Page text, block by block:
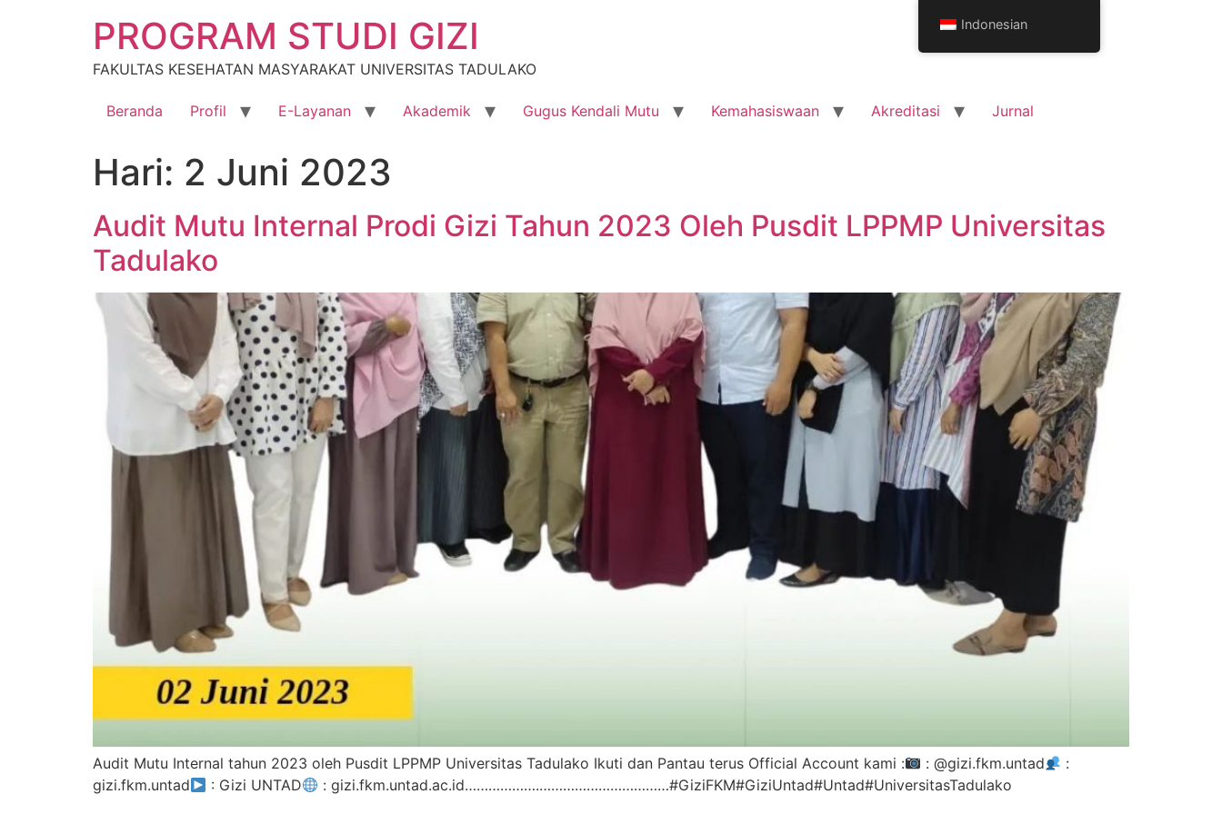
PROGRAM STUDI GIZI
FAKULTAS KESEHATAN MASYARAKAT UNIVERSITAS TADULAKO
Beranda Profil E-Layanan Akademik Gugus Kendali Mutu Kemahasiswaan Akreditasi Jurnal
Hari: 2 Juni 2023
Audit Mutu Internal Prodi Gizi Tahun 2023 Oleh Pusdit LPPMP Universitas
Tadulako
Audit Mutu Internal tahun 2023 oleh Pusdit LPPMP Universitas Tadulako Ikuti dan Pantau terus Official Account kami : : @gizi.fkm.untad
:
gizi.fkm.untad
: Gizi UNTAD : gizi.fkm.untad.ac.id……………….……………………………#GiziFKM#GiziUntad#Untad#UniversitasTadulako
Indonesian